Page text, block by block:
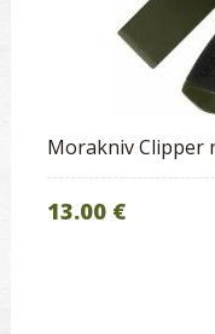
Morakniv Clipper
13.00 €